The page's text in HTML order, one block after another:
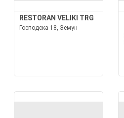
RESTORAN VELIKI TRG
Господска 18, Земун